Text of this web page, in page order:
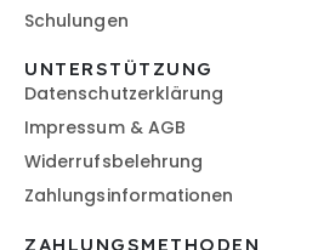
Schulungen
UNTERSTÜTZUNG
Datenschutzerklärung
Impressum & AGB
Widerrufsbelehrung
Zahlungsinformationen
ZAHLUNGSMETHODEN